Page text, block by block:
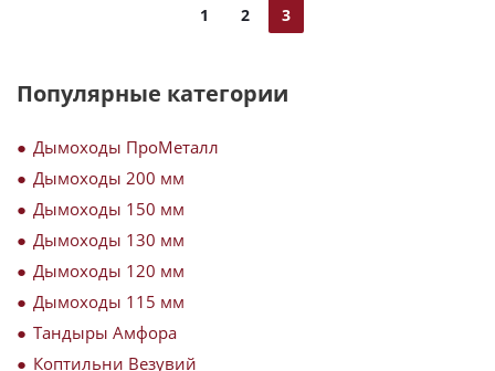
1 2 3
Популярные категории
Дымоходы ПроМеталл
Дымоходы 200 мм
Дымоходы 150 мм
Дымоходы 130 мм
Дымоходы 120 мм
Дымоходы 115 мм
Тандыры Амфора
Коптильни Везувий